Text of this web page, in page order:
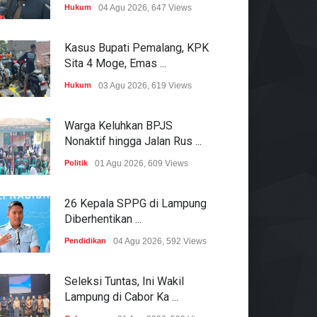
Hukum 04 Agu 2026, 647 Views
Kasus Bupati Pemalang, KPK
Sita 4 Moge, Emas ...
Hukum 03 Agu 2026, 619 Views
Warga Keluhkan BPJS
Nonaktif hingga Jalan Rus ...
Politik 01 Agu 2026, 609 Views
26 Kepala SPPG di Lampung
Diberhentikan ...
Pendidikan 04 Agu 2026, 592 Views
Seleksi Tuntas, Ini Wakil
Lampung di Cabor Ka ...